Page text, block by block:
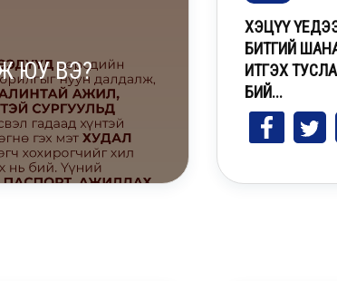
ЮУ ВЭ?
Ойлгоё
ХЭЦҮҮ
БИТГИЙ
ИТГЭХ
БИЙ...